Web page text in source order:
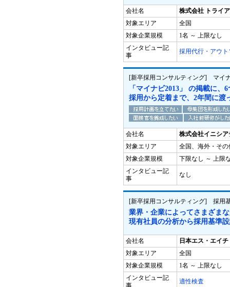
会社名
株式会社 トライ
対象エリア
全国
対象企業規模
1名 ～ 上限なし
インタビュー記
事
採用代行・アウ
[新卒採用コンサルティング] マイ
「マイナビ2013」 の掲載に
採用から定着まで、2年間に渡
会社名
株式会社イニシ
対象エリア
全国、海外・その
対象企業規模
下限なし ～ 上限
インタビュー記
事
なし
[新卒採用コンサルティング] 採用
業界・企業によってさまざま
現有社員の分析から採用基準
会社名
日本エス・エイ
対象エリア
全国
対象企業規模
1名 ～ 上限なし
インタビュー記
事
適性検査